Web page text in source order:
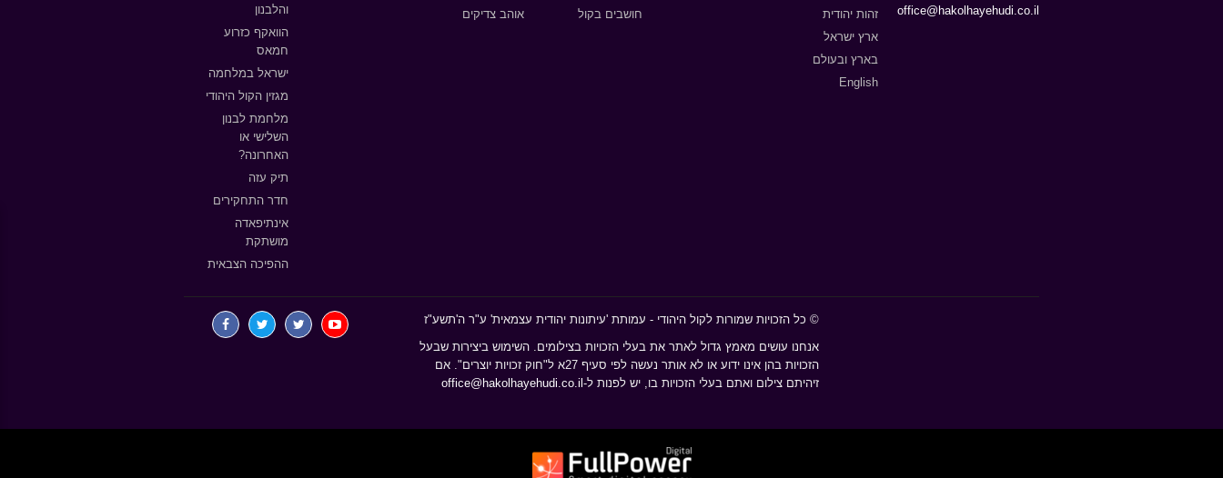
office@hakolhayehudi.co.il
זהות יהודית
ארץ ישראל
בארץ ובעולם
English
חושבים בקול
אוהב צדיקים
והלבנון
הוואקף כזרוע
חמאס
ישראל במלחמה
מגזין הקול היהודי
מלחמת לבנון
השלישי או
האחרונה?
תיק עזה
חדר התחקירים
אינתיפאדה
מושתקת
ההפיכה הצבאית
© כל הזכויות שמורות לקול היהודי - עמותת 'עיתונות יהודית עצמאית' ע"ר ה'תשע"ז
אנחנו עושים מאמץ גדול לאתר את בעלי הזכויות בצילומים. השימוש ביצירות שבעל
הזכויות בהן אינו ידוע או לא אותר נעשה לפי סעיף 27א ל"חוק זכויות יוצרים". אם
זיהיתם צילום ואתם בעלי הזכויות בו, יש לפנות ל- office@hakolhayehudi.co.il